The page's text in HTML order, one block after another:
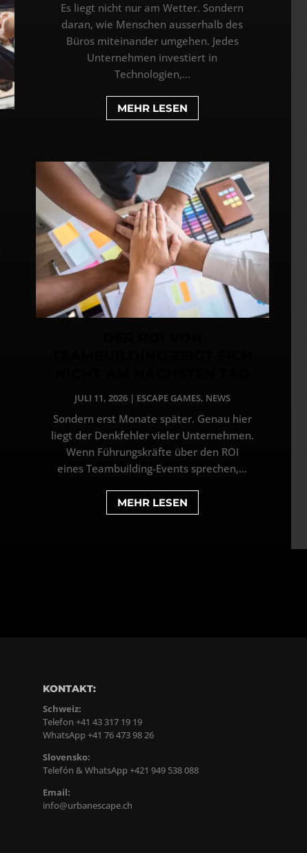
Es liegt nicht nur am Wetter. Sondern
daran, wie Menschen ausserhalb des
Büros miteinander umgehen. Jedes
Unternehmen investiert in
Technologien,...
MEHR LESEN
JULI 11, 2026| ESCAPE GAMES, NEWS
Sondern erst Monate später. Genau hier
liegt der Denkfehler vieler Unternehmen.
Wenn Führungskräfte über den ROI
eines Teambuilding-Events sprechen,...
MEHR LESEN
KONTAKT:
Schweiz:
Telefon +41 43 317 19 19
WhatsApp +41 76 473 98 26
Slovensko:
Telefón & WhatsApp +421 949 538 088
Email:
info@urbanescape.ch